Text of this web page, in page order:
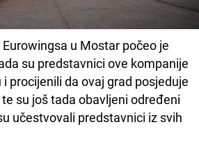
u Mostar počeo je
su predstavnici ove kompanije
procijenili da ovaj grad posjeduje
su još tada obavljeni određeni
učestvovali predstavnici iz svih